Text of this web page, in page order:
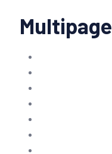
Multipage